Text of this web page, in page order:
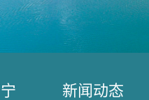
新闻动态